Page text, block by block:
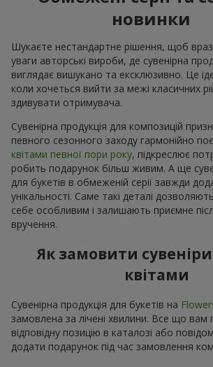
новинки
Шукаєте нестандартне рішення, щоб
уваги авторські вироби, де сувенірна
виглядає вишукано та ексклюзивно. Це
коли хочеться вийти за межі класичних
здивувати отримувача.
Сувенірна продукція для композицій
певного сезонного заходу гармонійно
квітами певної пори року, підкреслює
робить подарунок більш живим. А ще
для букетів в обмеженій серії завжди
унікальності. Саме такі деталі
себе особливим і залишають приємне
вручення.
Як замовити
квітами
Сувенірна продукція для букетів на
замовлена за лічені хвилини. Все що вам
відповідну позицію в каталозі або
додати подарунок під час замовлення